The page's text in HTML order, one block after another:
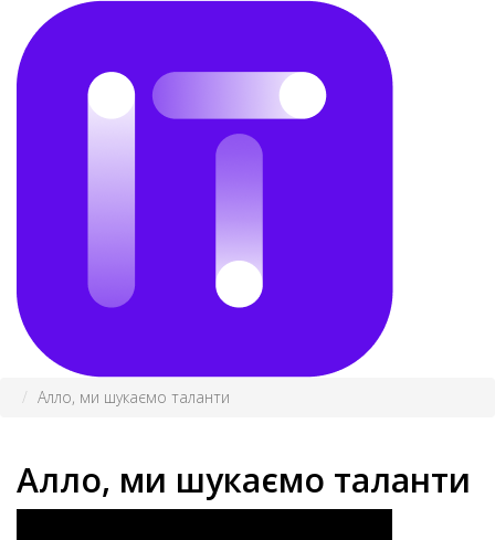
Алло, ми шукаємо таланти
Алло, ми шукаємо таланти